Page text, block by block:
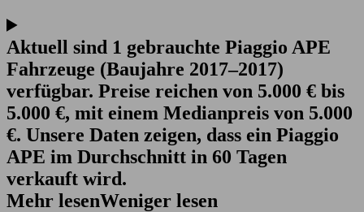
Aktuell sind 1 gebrauchte Piaggio APE
Fahrzeuge (Baujahre 2017–2017)
verfügbar. Preise reichen von 5.000 € bis
5.000 €, mit einem Medianpreis von 5.000
€. Unsere Daten zeigen, dass ein Piaggio
APE im Durchschnitt in 60 Tagen
verkauft wird.
Mehr lesenWeniger lesen